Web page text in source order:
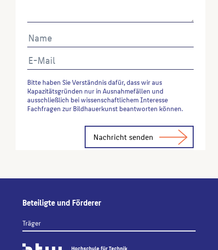
Bitte haben Sie Verständnis dafür, dass wir aus
Kapazitätsgründen nur in Ausnahmefällen und
ausschließlich bei wissenschaftlichem Interesse
Fachfragen zur Bildhauerkunst beantworten können.
Beteiligte und Förderer
Träger